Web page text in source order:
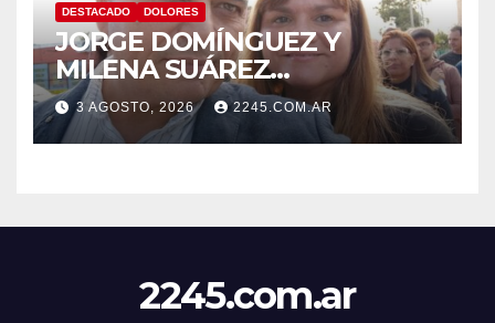
DESTACADO DOLORES
JORGE DOMÍNGUEZ Y
MILENA SUÁREZ
INTENSIFICAN LA AGENDA
OPOSITORA EN DOLORES
CON UNA SERIE DE
3 AGOSTO, 2026 2245.COM.AR
2245.com.ar